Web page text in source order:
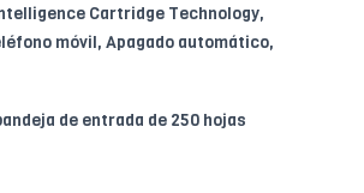
Cartridge Technology,
móvil, Apagado automático,
de entrada de 250 hojas